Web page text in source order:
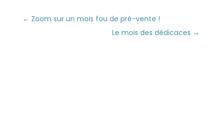
← Zoom sur un mois fou de pré-vente !
Le mois des dédicaces →